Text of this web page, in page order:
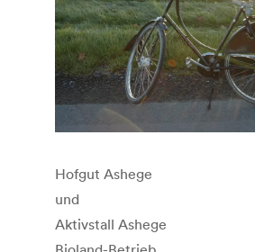
Hofgut Ashege
und
Aktivstall Ashege